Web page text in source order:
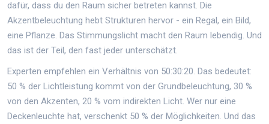
dafür, dass du den Raum sicher betreten kannst. Die
Akzentbeleuchtung hebt Strukturen hervor - ein Regal, ein Bild,
eine Pflanze. Das Stimmungslicht macht den Raum lebendig. Und
das ist der Teil, den fast jeder unterschätzt.
Experten empfehlen ein Verhältnis von 50:30:20. Das bedeutet:
50 % der Lichtleistung kommt von der Grundbeleuchtung, 30 %
von den Akzenten, 20 % vom indirekten Licht. Wer nur eine
Deckenleuchte hat, verschenkt 50 % der Möglichkeiten. Und das